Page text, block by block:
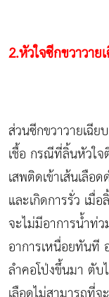
2.หัวใจซีกขวาวา
ส่วนซีกขวาวายเ
เชื้อ กรณีที่ลิ้นหัวใ
เสพติดเข้าเส้นเลือ
และเกิดการรั่ว เมื่
จะไม่มีอาการน้ำท่
อาการเหนื่อยทันที
ลำคอโป่งขึ้นมา ตับ